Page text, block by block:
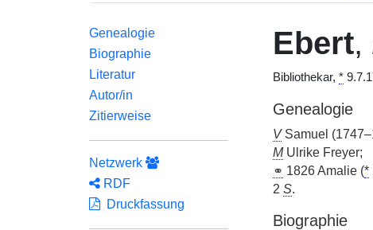
Genealogie
Biographie
Literatur
Autor/in
Zitierweise
Netzwerk
RDF
Druckfassung
Ebert,
Bibliothekar, *
Genealogie
VSamuel
MUlrike Freyer;
⚭ 1826 Amalie (*
2 S.
Biographie